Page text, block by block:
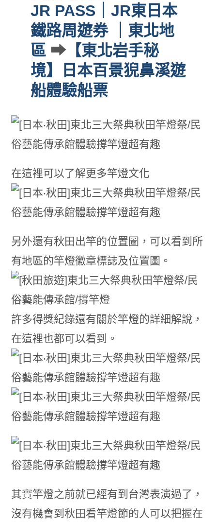
JR PASS｜JR東日本
鐵路周遊券 ｜東北地
區 ➡【東北岩手秘
境】日本百景猊鼻溪遊
船體驗船票
在這裡可以了解更多竿燈文化
另外還有秋田出竿的位置圖，可以看到所
有地區的竿燈徽章標誌及位置圖。
許多得獎紀錄還有關於竿燈的詳細解說，
在這裡也都可以看到。
其實竿燈之前就已經有到台灣表演過了，
沒有機會到秋田看竿燈節的人可以把握在